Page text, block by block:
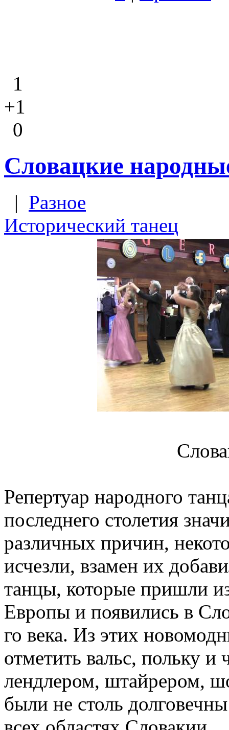
1
+1
0
Словацкие
| Разное
Исторический танец
Репертуар народного
последнего столетия
различных причин,
исчезли, взамен их
танцы, которые пришли
Европы и появились в
го века. Из этих
отметить вальс, польку
лендлером, штайрером,
были не столь